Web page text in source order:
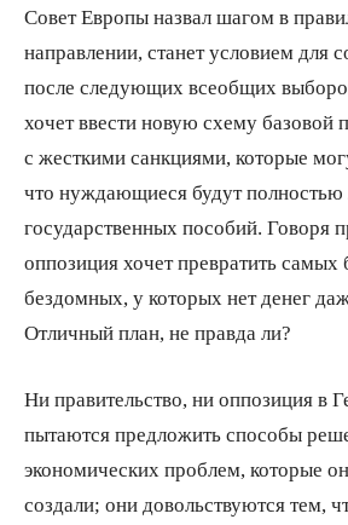
Совет Европы назвал шагом в
направлении, станет условием для
после следующих всеобщих
хочет ввести новую схему базовой
с жесткими санкциями, которые
что нуждающиеся будут
государственных пособий. Говоря
оппозиция хочет превратить
бездомных, у которых нет денег
Отличный план, не правда ли?
Ни правительство, ни оппозиция в
пытаются предложить способы
экономических проблем, которые
создали; они довольствуются тем,